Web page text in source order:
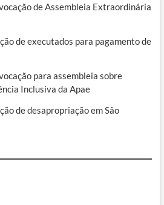
de Assembleia Extraordinária
de executados para pagamento de
para assembleia sobre
Inclusiva da Apae
de desapropriação em São